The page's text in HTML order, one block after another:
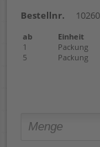
Bestellnr.
ab Einheit
1
Packung
5
Packung